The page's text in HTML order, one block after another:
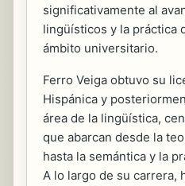
significativamente al
lingüísticos y la práctica
ámbito universitario.
Ferro Veiga obtuvo su
Hispánica y
área de la lingüística,
que abarcan desde la
hasta la semántica y la
A lo largo de su carrera,